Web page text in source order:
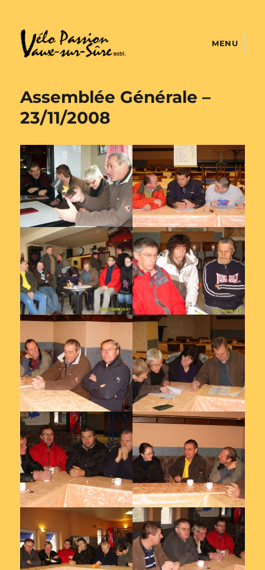
MENU
Assemblée Générale –
23/11/2008